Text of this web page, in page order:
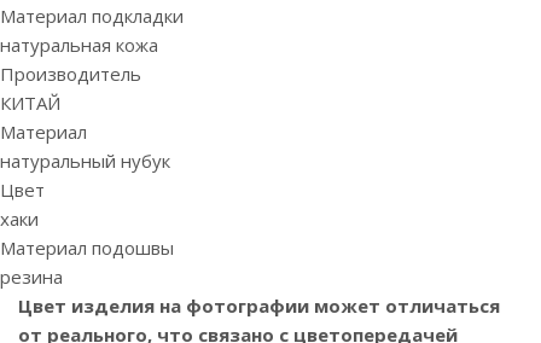
Материал подкладки
натуральная кожа
Производитель
КИТАЙ
Материал
натуральный нубук
Цвет
хаки
Материал подошвы
резина
Цвет изделия на фотографии может отличаться
от реального, что связано с цветопередачей